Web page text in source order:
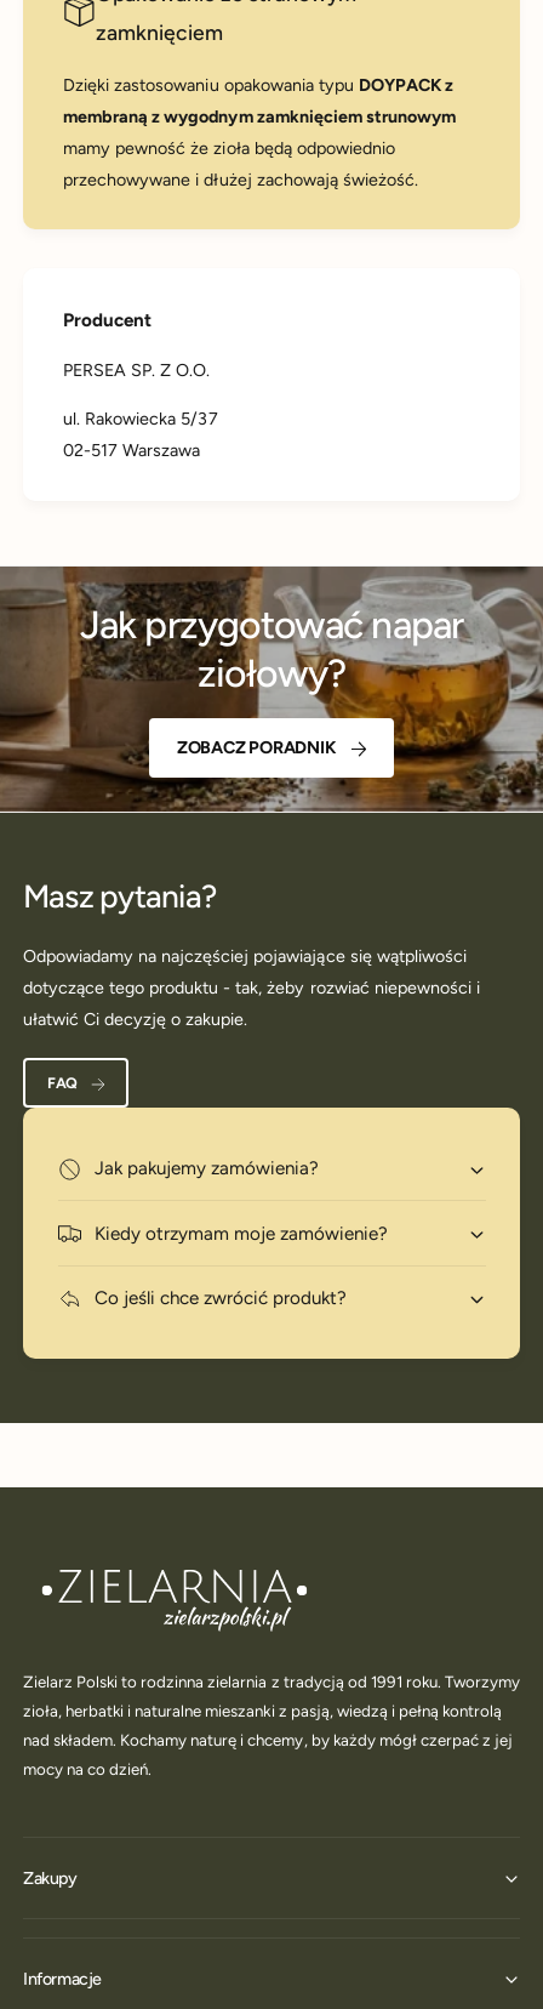
zamknięciem
Dzięki zastosowaniu opakowania typu DOYPACK z
membraną z wygodnym zamknięciem strunowym
mamy pewność że zioła będą odpowiednio
przechowywane i dłużej zachowają świeżość.
Producent
PERSEA SP. Z O.O.
ul. Rakowiecka 5/37
02-517 Warszawa
Jak przygotować napar
ziołowy?
ZOBACZ PORADNIK
Masz pytania?
Odpowiadamy na najczęściej pojawiające się wątpliwości
dotyczące tego produktu - tak, żeby rozwiać niepewności i
ułatwić Ci decyzję o zakupie.
FAQ
Jak pakujemy zamówienia?
Kiedy otrzymam moje zamówienie?
Co jeśli chce zwrócić produkt?
Zielarz Polski to rodzinna zielarnia z tradycją od 1991 roku. Tworzymy
zioła, herbatki i naturalne mieszanki z pasją, wiedzą i pełną kontrolą
nad składem. Kochamy naturę i chcemy, by każdy mógł czerpać z jej
mocy na co dzień.
Zakupy
Informacje